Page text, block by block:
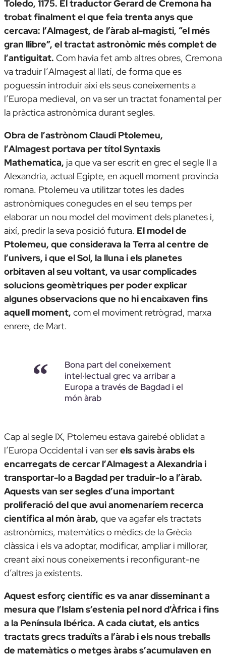
Toledo, 1175. El traductor Gerard de Cremona ha
trobat finalment el que feia trenta anys que
cercava: l’Almagest, de l’àrab al-magisti, “el més
gran llibre”, el tractat astronòmic més complet de
l’antiguitat. Com havia fet amb altres obres, Cremona
va traduir l’Almagestal llatí, de forma que es
poguessin introduir així els seus coneixements a
l’Europa medieval, on va ser un tractat fonamental per
la pràctica astronòmica durant segles.
Obra de l’astrònom Claudi Ptolemeu,
l’Almagest portava per títolSyntaxis
Mathematica, ja que va ser escrit en grec el segle II a
Alexandria, actual Egipte, en aquell moment província
romana. Ptolemeu va utilitzar totes les dades
astronòmiques conegudes en el seu temps per
elaborar un nou model del moviment dels planetes i,
així, predir la seva posició futura. El model de
Ptolemeu, que considerava la Terra al centre de
l’univers, i que el Sol, la lluna i els planetes
orbitaven al seu voltant, va usar complicades
solucions geomètriques per poder explicar
algunes observacions que no hi encaixaven fins
aquell moment, com el moviment retrògrad, marxa
enrere, de Mart.
Bona part del coneixement
intel·lectual grec va arribar a
Europa a través de Bagdad i el
món àrab
Cap al segle IX, Ptolemeu estava gairebé oblidat a
l’Europa Occidental i van serels savis àrabs els
encarregats de cercar l’Almagesta Alexandria i
transportar-lo a Bagdad per traduir-lo a l’àrab.
Aquests van ser segles d’una important
proliferació del que avui anomenaríem recerca
científica al món àrab, que va agafar els tractats
astronòmics, matemàtics o mèdics de la Grècia
clàssica i els va adoptar, modificar, ampliar i millorar,
creant així nous coneixements i reconfigurant-ne
d’altres ja existents.
Aquest esforç científic es va anar disseminant a
mesura que l’Islam s’estenia pel nord d’Àfrica i fins
a la Península Ibérica. A cada ciutat, els antics
tractats grecs traduïts a l’àrab i els nous treballs
de matemàtics o metges àrabs s’acumulaven en